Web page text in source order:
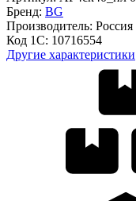
Бренд: BG
Производитель: Россия
Код 1С: 10716554
Другие характеристики